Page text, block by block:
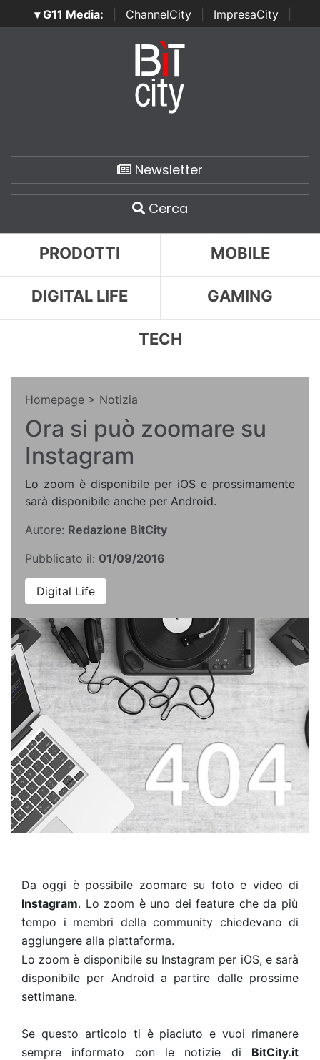
▾ G11 Media: ChannelCity ImpresaCity
SecurityOpenLab | Italian Channel Awards | Italian
Italian Security Awards
Newsletter
Cerca
PRODOTTI MOBILE
DIGITAL LIFE GAMING
TECH
Homepage > Notizia
Ora si può zoomare su
Instagram
Lo zoom è disponibile per iOS e prossimamente
sarà disponibile anche per Android.
Autore: Redazione BitCity
Pubblicato il: 01/09/2016
Digital Life
Da oggi è possibile zoomare su foto e video di
Instagram. Lo zoom è uno dei feature che da più
tempo i membri della community chiedevano di
aggiungere alla piattaforma.
Lo zoom è disponibile su Instagram per iOS, e sarà
disponibile per Android a partire dalle prossime
settimane.
Se questo articolo ti è piaciuto e vuoi rimanere
sempre informato con le notizie di BitCity.it